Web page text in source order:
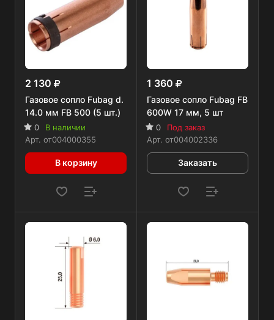
2 130
Газовое сопло Fubag d.
14.0 мм FB 500 (5 шт.)
0
В наличии
Арт. от004000355
В корзину
1 360
Газовое сопло Fubag FB
600W 17 мм, 5 шт
0
Под заказ
Арт. от004002336
Заказать